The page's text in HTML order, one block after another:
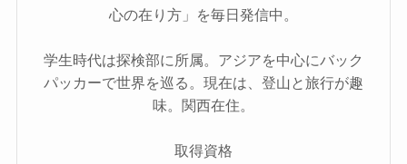
心の在り方」を毎日発信中。
学生時代は探検部に所属。アジアを中心にバック
パッカーで世界を巡る。現在は、登山と旅行が趣
味。関西在住。
取得資格